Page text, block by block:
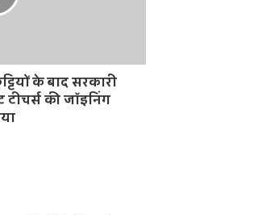
के बाद सरकारी
की जॉइनिंग